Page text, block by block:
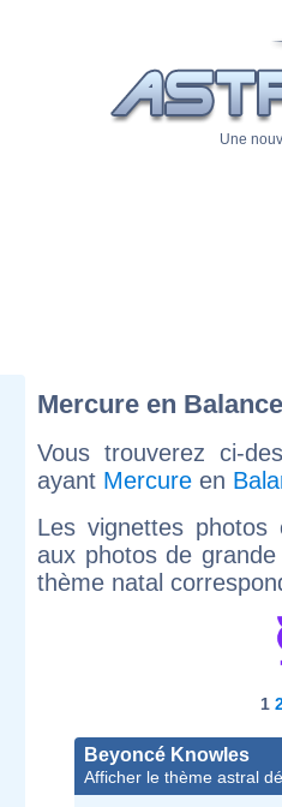
Une
Mercure en Balance
Vous trouverez ci-
ayant Mercure en
Les vignettes
aux photos de
thème natal
1
Beyoncé Knowles
Afficher le thème astral